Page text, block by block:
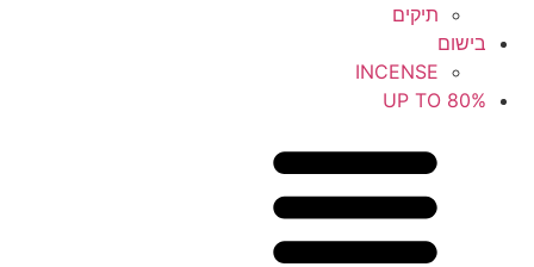
תיקים
בישום
INCENSE
UP TO 80%